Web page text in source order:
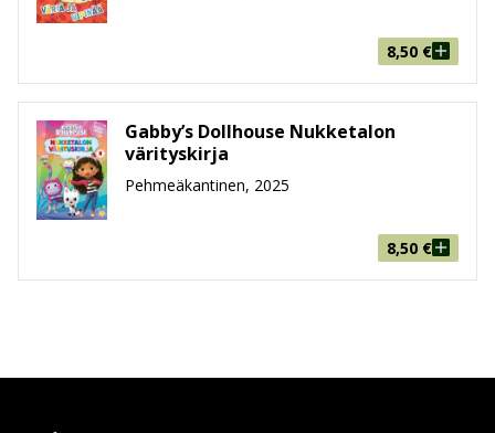
8,50 €
Gabby’s Dollhouse Nukketalon
värityskirja
Pehmeäkantinen, 2025
8,50 €